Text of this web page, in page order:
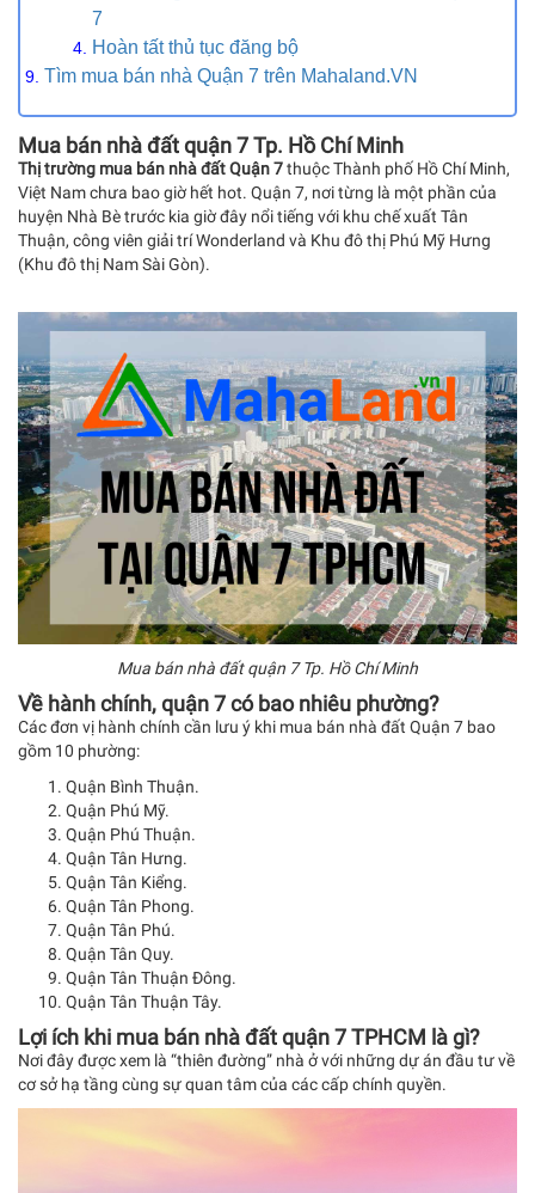
7
Hoàn tất thủ tục đăng bộ
Tìm mua bán nhà Quận 7 trên Mahaland.VN
Mua bán nhà đất quận 7 Tp. Hồ Chí Minh
Thị trường mua bán nhà đất Quận 7thuộc Thành phố Hồ Chí Minh,
Việt Nam chưa bao giờ hết hot. Quận 7, nơi từng là một phần của
huyện Nhà Bè trước kia giờ đây nổi tiếng với khu chế xuất Tân
Thuận, công viên giải trí Wonderland và Khu đô thị Phú Mỹ Hưng
(Khu đô thị Nam Sài Gòn).
Mua bán nhà đất quận 7 Tp. Hồ Chí Minh
Về hành chính, quận 7 có bao nhiêu phường?
Các đơn vị hành chính cần lưu ý khi mua bán nhà đất Quận 7 bao
gồm 10 phường:
Quận Bình Thuận.
Quận Phú Mỹ.
Quận Phú Thuận.
Quận Tân Hưng.
Quận Tân Kiểng.
Quận Tân Phong.
Quận Tân Phú.
Quận Tân Quy.
Quận Tân Thuận Đông.
Quận Tân Thuận Tây.
Lợi ích khi mua bán nhà đất quận 7 TPHCM là gì?
Nơi đây được xem là “thiên đường” nhà ở với những dự án đầu tư về
cơ sở hạ tầng cùng sự quan tâm của các cấp chính quyền.